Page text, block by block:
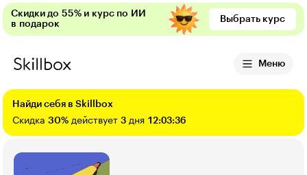
Скидки до 55% и курс по ИИ
в подарок
Выбрать курс
Меню
Найди себя в Skillbox
Скидка 30% действует 3 дня 12:03:35